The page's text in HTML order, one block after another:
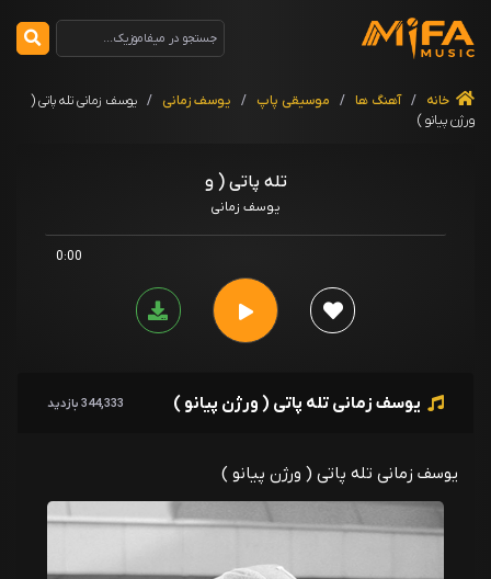
خانه / آهنگ ها / موسیقی پاپ / یوسف زمانی / یوسف زمانی تله پاتی (
ورژن پیانو )
تله پاتی ( و
یوسف زمانی
0:00
یوسف زمانی تله پاتی ( ورژن پیانو ) 344,333 بازدید
یوسف زمانی تله پاتی ( ورژن پیانو )